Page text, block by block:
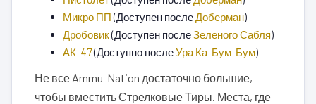
Микро ПП(Доступен послеДоберман)
Дробовик(Доступен послеЗеленого Сабля)
АК-47(Доступно послеУра Ка-Бум-Бум)
Не все Ammu-Nation достаточно большие,
чтобы вместить Стрелковые Тиры. Места, где